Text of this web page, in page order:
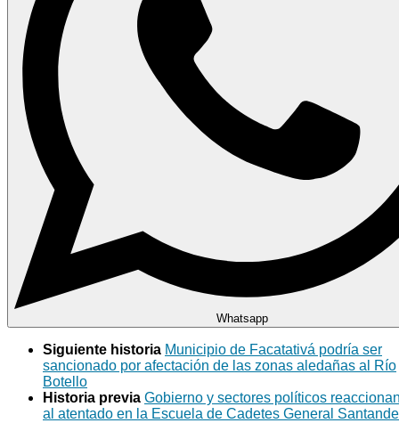
Whatsapp
Siguiente historia Municipio de Facatativá podría ser
sancionado por afectación de las zonas aledañas al Río
Botello
Historia previa Gobierno y sectores políticos
al atentado en la Escuela de Cadetes General